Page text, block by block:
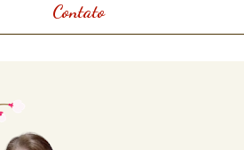
Contato